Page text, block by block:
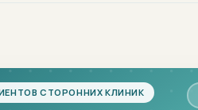
СТОРОННИХ КЛИНИК